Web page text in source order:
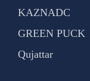
KAZNADC
GREEN PUCK
Qujattar